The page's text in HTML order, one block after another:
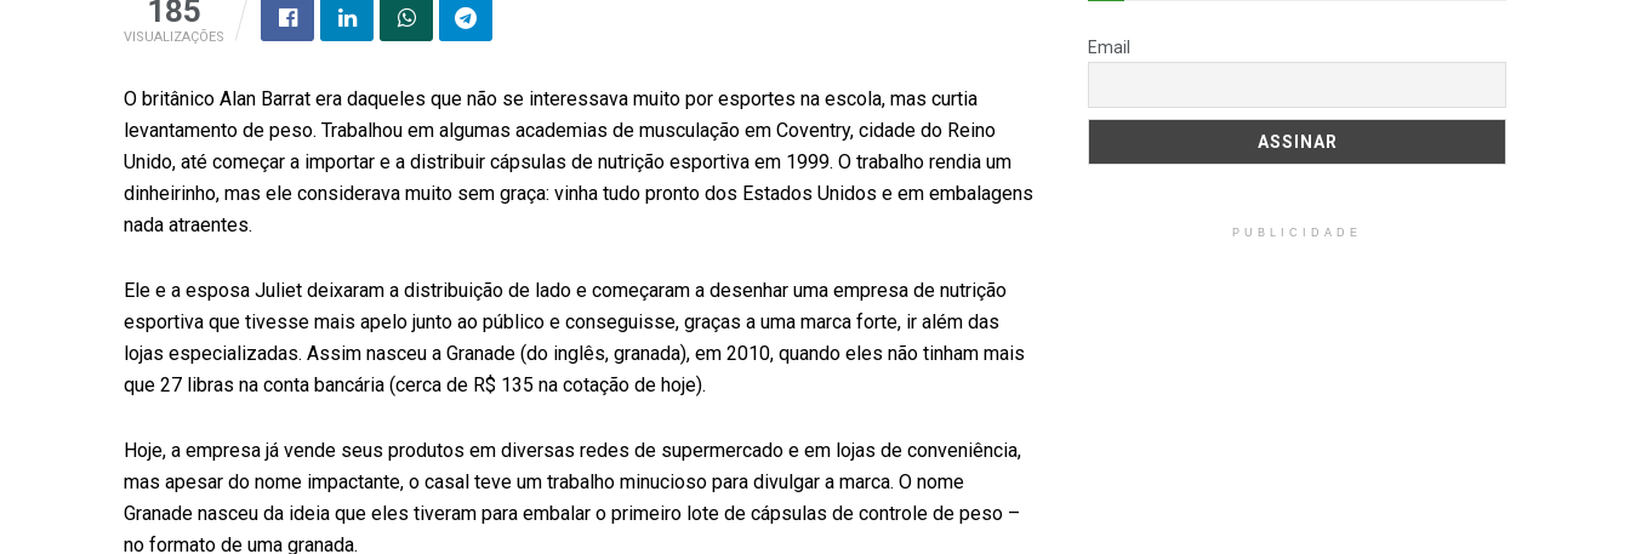
185
VISUALIZAÇÕES
O britânico Alan Barrat era daqueles que não se interessava muito por esportes na escola, mas curtia
levantamento de peso. Trabalhou em algumas academias de musculação em Coventry, cidade do Reino
Unido, até começar a importar e a distribuir cápsulas de nutrição esportiva em 1999. O trabalho rendia um
dinheirinho, mas ele considerava muito sem graça: vinha tudo pronto dos Estados Unidos e em embalagens
nada atraentes.
Ele e a esposa Juliet deixaram a distribuição de lado e começaram a desenhar uma empresa de nutrição
esportiva que tivesse mais apelo junto ao público e conseguisse, graças a uma marca forte, ir além das
lojas especializadas. Assim nasceu a Granade (do inglês, granada), em 2010, quando eles não tinham mais
que 27 libras na conta bancária (cerca de R$ 135 na cotação de hoje).
Hoje, a empresa já vende seus produtos em diversas redes de supermercado e em lojas de conveniência,
mas apesar do nome impactante, o casal teve um trabalho minucioso para divulgar a marca. O nome
Granade nasceu da ideia que eles tiveram para embalar o primeiro lote de cápsulas de controle de peso –
no formato de uma granada.
Email
PUBLICIDADE